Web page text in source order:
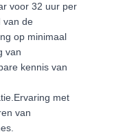
voor 32 uur per
van de
op minimaal
van
kennis van
met
van